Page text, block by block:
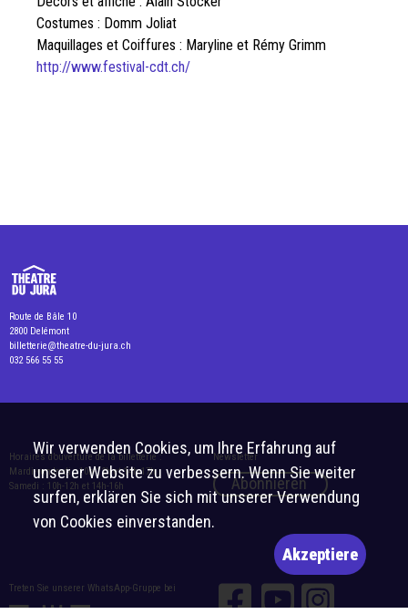
Costumes : Domm Joliat
Maquillages et Coiffures : Maryline et Rémy Grimm
http://www.festival-cdt.ch/
Route de Bâle 10
2800 Delémont
billetterie@theatre-du-jura.ch
032 566 55 55
Horaires d’ouverture de la billetterie :
Mardi-vendredi : 10h-12h et 14h-17h
Samedi : 10h-12h et 14h-16h
Newsletter
Abonnieren
Treten Sie unserer WhatsApp-Gruppe bei
Wir verwenden Cookies, um Ihre Erfahrung auf
unserer Website zu verbessern. Wenn Sie weiter
surfen, erklären Sie sich mit unserer Verwendung
von Cookies einverstanden.
Akzeptiere